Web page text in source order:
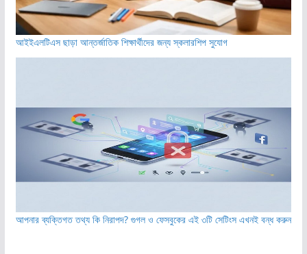
আইইএলটিএস ছাড়া আন্তর্জাতিক শিক্ষার্থীদের জন্য স্কলারশিপ সুযোগ
আপনার ব্যক্তিগত তথ্য কি নিরাপদ? গুগল ও ফেসবুকের এই ৩টি সেটিংস এখনই বন্ধ করুন